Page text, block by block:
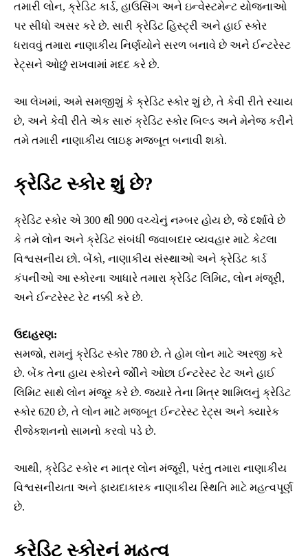
તમારી લોન, ક્રેડિટ કાર્ડ, હાઉસિંગ અને ઇન્વેસ્ટમેન્ટ યોજનાઓ
પર સીધો અસર કરે છે. સારી ક્રેડિટ હિસ્ટ્રી અને હાઈ સ્કોર
ધરાવવું તમારા નાણાકીય નિર્ણયોને સરળ બનાવે છે અને ઈન્ટરેસ્ટ
રેટ્સને ઓછું રાખવામાં મદદ કરે છે.
આ લેખમાં, અમે સમજીશું કે ક્રેડિટ સ્કોર શું છે, તે કેવી રીતે રચાય
છે, અને કેવી રીતે એક સારું ક્રેડિટ સ્કોર બિલ્ડ અને મેનેજ કરીને
તમે તમારી નાણાકીય લાઇફ મજબૂત બનાવી શકો.
ક્રેડિટ સ્કોર શું છે?
ક્રેડિટ સ્કોર એ 300 થી 900 વચ્ચેનું નમ્બર હોય છે, જે દર્શાવે છે
કે તમે લોન અને ક્રેડિટ સંબંધી જવાબદાર વ્યવહાર માટે કેટલા
વિશ્વસનીય છો. બેંકો, નાણાકીય સંસ્થાઓ અને ક્રેડિટ કાર્ડ
કંપનીઓ આ સ્કોરના આધારે તમારા ક્રેડિટ લિમિટ, લોન મંજૂરી,
અને ઈન્ટરેસ્ટ રેટ નક્કી કરે છે.
ઉદાહરણ:
સમજો, રામનું ક્રેડિટ સ્કોર 780 છે. તે હોમ લોન માટે અરજી કરે
છે. બેંક તેના હાય સ્કોરને જોીને ઓછા ઈન્ટરેસ્ટ રેટ અને હાઈ
લિમિટ સાથે લોન મંજૂર કરે છે. જ્યારે તેના મિત્ર શામિલનું ક્રેડિટ
સ્કોર 620 છે, તે લોન માટે મજબૂત ઈન્ટરેસ્ટ રેટ્સ અને ક્યારેક
રીજેકશનનો સામનો કરવો પડે છે.
આથી, ક્રેડિટ સ્કોર ન માત્ર લોન મંજૂરી, પરંતુ તમારા નાણાકીય
વિશ્વસનીયતા અને ફાયદાકારક નાણાકીય સ્થિતિ માટે મહત્વપૂર્ણ
છે.
ક્રેડિટ સ્કોરનું મહત્વ